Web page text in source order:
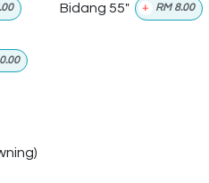
Bidang 55" + RM 8.00